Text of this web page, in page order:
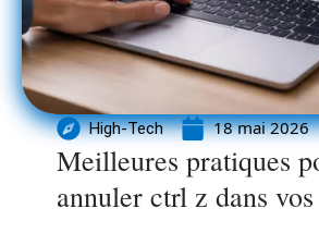
High-Tech 18 mai 2026
Meilleures pratiques
annuler ctrl z dans